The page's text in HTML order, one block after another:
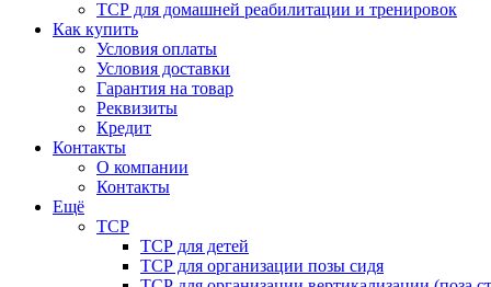
ТСР для домашней реабилитации и тренировок
Как купить
Условия оплаты
Условия доставки
Гарантия на товар
Реквизиты
Кредит
Контакты
О компании
Контакты
Ещё
ТСР
ТСР для детей
ТСР для организации позы сидя